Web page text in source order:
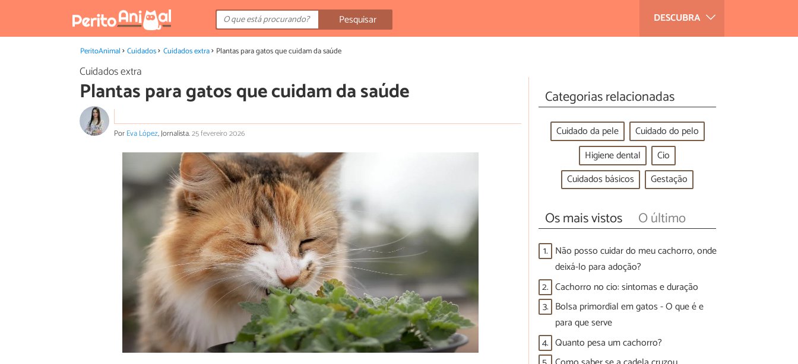
DESCUBRA
Pesquisar
PeritoAnimal Cuidados Cuidados extra Plantas para gatos que cuidam da saúde
Cuidados extra
Plantas para gatos que cuidam da saúde
PorEva López, Jornalista.25 fevereiro 2026
Categorias relacionadas
Cuidado da pele
Cuidado do pelo
Higiene dental
Cio
Cuidados básicos
Gestação
Os mais vistos O último
1. Não posso cuidar do meu cachorro, onde
deixá-lo para adoção?
2. Cachorro no cio: sintomas e duração
3. Bolsa primordial em gatos - O que é e
para que serve
4. Quanto pesa um cachorro?